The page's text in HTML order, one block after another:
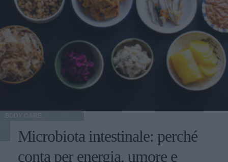
Microbiota intestinale: perché
conta per energia, umore e